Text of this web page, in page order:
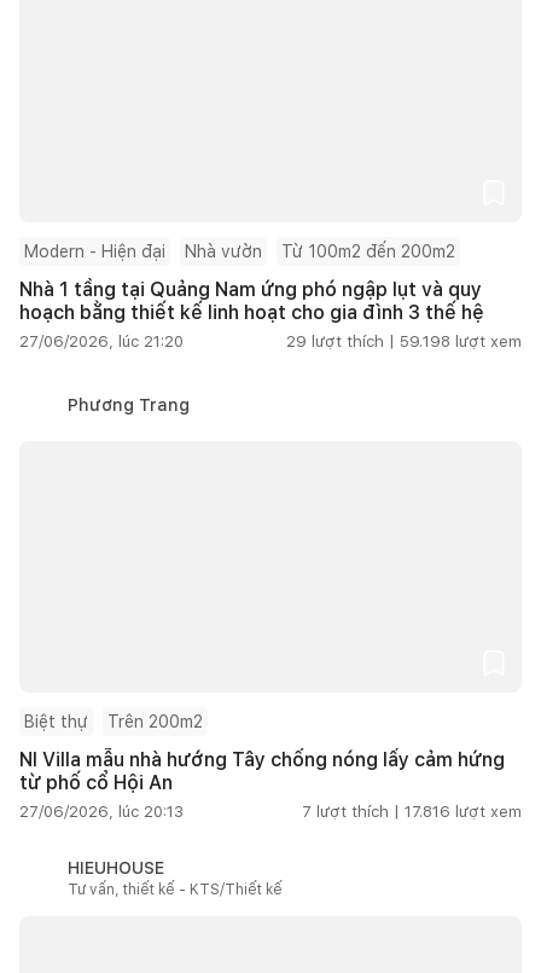
Modern - Hiện đại Nhà vườn Từ 100m2 đến 200m2
Nhà 1 tầng tại Quảng Nam ứng phó ngập lụt và quy
hoạch bằng thiết kế linh hoạt cho gia đình 3 thế hệ
27/06/2026, lúc 21:20 29 lượt thích | 59.198 lượt xem
Phương Trang
Biệt thự Trên 200m2
NI Villa mẫu nhà hướng Tây chống nóng lấy cảm hứng
từ phố cổ Hội An
27/06/2026, lúc 20:13 7 lượt thích | 17.816 lượt xem
HIEUHOUSE
Tư vấn, thiết kế - KTS/Thiết kế